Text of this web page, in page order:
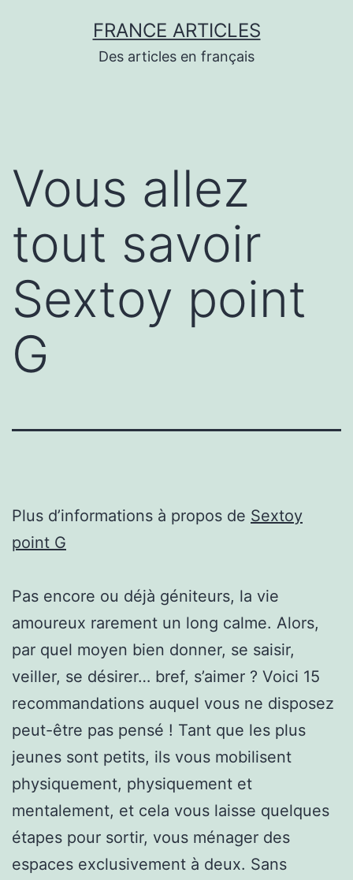
FRANCE ARTICLES
Des articles en français
Vous allez
tout savoir
Sextoy point
G
Plus d’informations à propos de Sextoy
point G
Pas encore ou déjà géniteurs, la vie
amoureux rarement un long calme. Alors,
par quel moyen bien donner, se saisir,
veiller, se désirer… bref, s’aimer ? Voici 15
recommandations auquel vous ne disposez
peut-être pas pensé ! Tant que les plus
jeunes sont petits, ils vous mobilisent
physiquement, physiquement et
mentalement, et cela vous laisse quelques
étapes pour sortir, vous ménager des
espaces exclusivement à deux. Sans